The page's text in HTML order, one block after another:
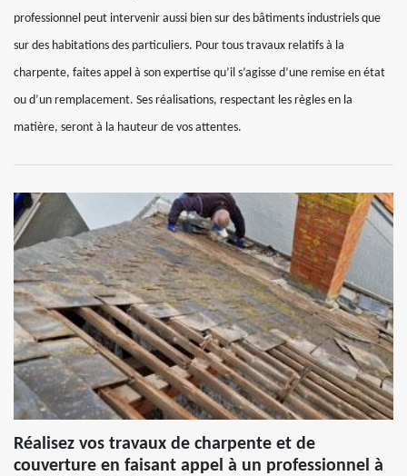
professionnel peut intervenir aussi bien sur des bâtiments industriels que
sur des habitations des particuliers. Pour tous travaux relatifs à la
charpente, faites appel à son expertise qu’il s’agisse d’une remise en état
ou d’un remplacement. Ses réalisations, respectant les règles en la
matière, seront à la hauteur de vos attentes.
Réalisez vos travaux de charpente et de
couverture en faisant appel à un professionnel à